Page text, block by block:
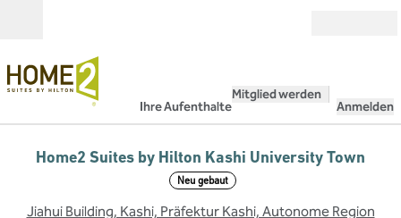
Ihre Aufenthalte
Mitglied werden
Anmelden
Home2 Suites by Hilton Kashi University Town
Neu gebaut
Jiahui Building, Kashi, Präfektur Kashi, Autonome Region